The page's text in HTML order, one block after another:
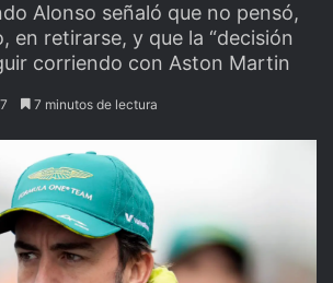
Alonso señaló que no pensó,
en retirarse, y que la “decisión
corriendo con Aston Martin
7 minutos de lectura